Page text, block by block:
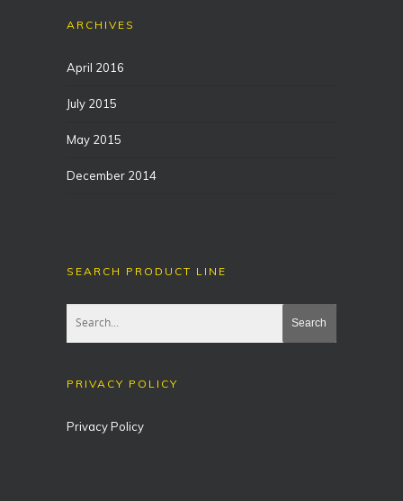
ARCHIVES
April 2016
July 2015
May 2015
December 2014
SEARCH PRODUCT LINE
PRIVACY POLICY
Privacy Policy